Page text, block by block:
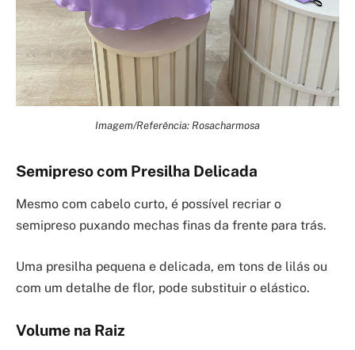
Imagem/Referência: Rosacharmosa
Semipreso com Presilha Delicada
Mesmo com cabelo curto, é possível recriar o
semipreso puxando mechas finas da frente para trás.
Uma presilha pequena e delicada, em tons de lilás ou
com um detalhe de flor, pode substituir o elástico.
Volume na Raiz